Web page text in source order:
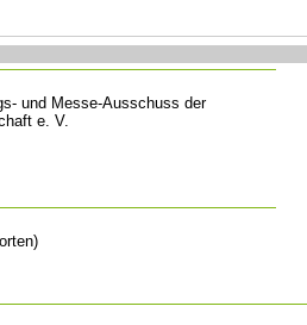
und Messe-Ausschuss der
e. V.